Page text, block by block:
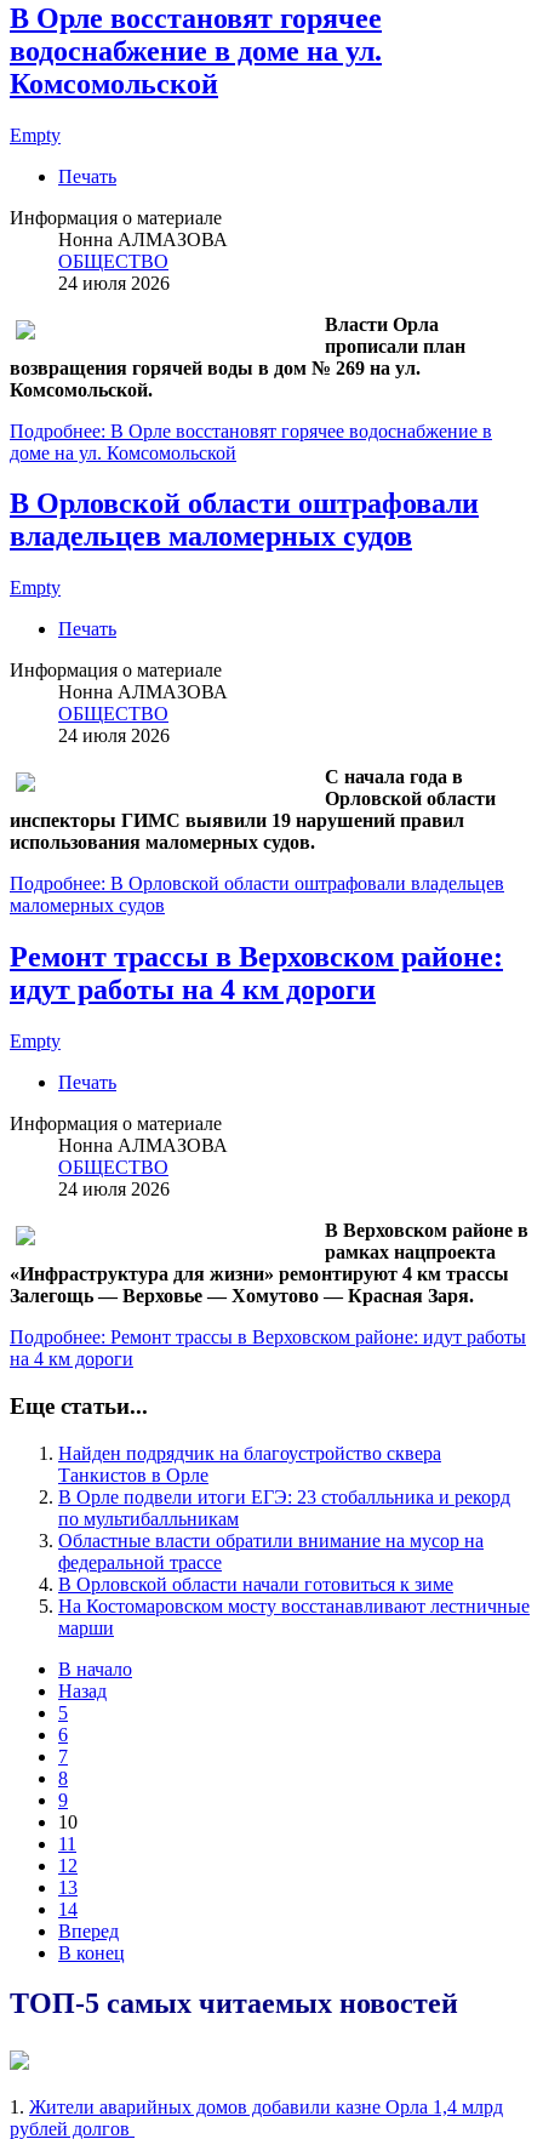
В Орле восстановят горячее
водоснабжение в доме на ул.
Комсомольской
Empty
Печать
Информация о материале
Нонна АЛМАЗОВА
ОБЩЕСТВО
24 июля 2026
Власти Орла
прописали план
возвращения горячей воды в дом № 269 на ул.
Комсомольской.
Подробнее: В Орле восстановят горячее водоснабжение в
доме на ул. Комсомольской
В Орловской области оштрафовали
владельцев маломерных судов
Empty
Печать
Информация о материале
Нонна АЛМАЗОВА
ОБЩЕСТВО
24 июля 2026
С начала года в
Орловской области
инспекторы ГИМС выявили 19 нарушений правил
использования маломерных судов.
Подробнее: В Орловской области оштрафовали владельцев
маломерных судов
Ремонт трассы в Верховском районе:
идут работы на 4 км дороги
Empty
Печать
Информация о материале
Нонна АЛМАЗОВА
ОБЩЕСТВО
24 июля 2026
В Верховском районе в
рамках нацпроекта
«Инфраструктура для жизни» ремонтируют 4 км трассы
Залегощь — Верховье — Хомутово — Красная Заря.
Подробнее: Ремонт трассы в Верховском районе: идут работы
на 4 км дороги
Еще статьи...
Найден подрядчик на благоустройство сквера
Танкистов в Орле
В Орле подвели итоги ЕГЭ: 23 стобалльника и рекорд
по мультибалльникам
Областные власти обратили внимание на мусор на
федеральной трассе
В Орловской области начали готовиться к зиме
На Костомаровском мосту восстанавливают лестничные
марши
В начало
Назад
5
6
7
8
9
10
11
12
13
14
Вперед
В конец
ТОП-5 самых читаемых новостей
1. Жители аварийных домов добавили казне Орла 1,4 млрд
рублей долгов